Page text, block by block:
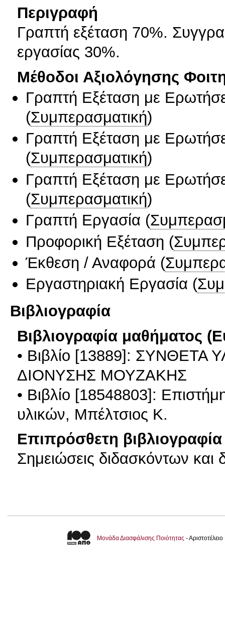
Περιγραφή
Γραπτή εξέταση 70%.
εργασίας 30%.
Μέθοδοι Αξιολόγησης
Γραπτή Εξέταση με
(Συμπερασματική)
Γραπτή Εξέταση με
(Συμπερασματική)
Γραπτή Εξέταση με
(Συμπερασματική)
Γραπτή Εργασία (
Προφορική Εξέταση (
Έκθεση / Αναφορά (
Εργαστηριακή Εργασία (
Βιβλιογραφία
Βιβλιογραφία μαθήματος
• Βιβλίο [13889]:
ΔΙΟΝΥΣΗΣ ΜΟΥΖΑΚΗΣ
• Βιβλίο [18548803]:
υλικών, Μπέλτσιος Κ.
Επιπρόσθετη βιβλιογραφία
Σημειώσεις διδασκόντων και
Μονάδα Διασφάλισης Ποιότητας -